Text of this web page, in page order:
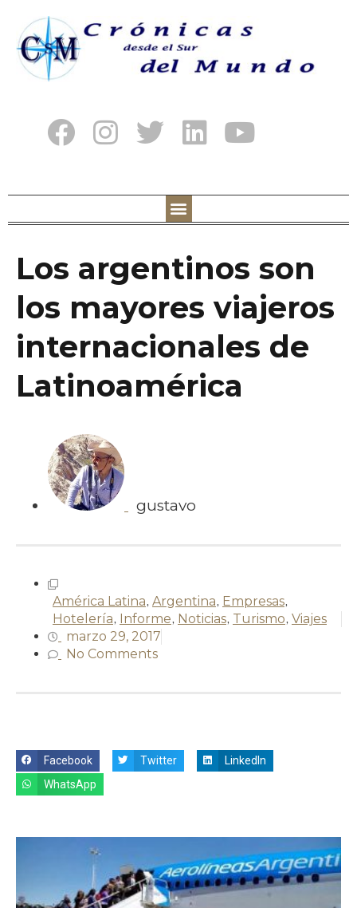
Los argentinos son
los mayores viajeros
internacionales de
Latinoamérica
gustavo
América Latina, Argentina, Empresas,
Hotelería, Informe, Noticias, Turismo, Viajes
marzo 29, 2017
No Comments
Facebook Twitter
LinkedIn
WhatsApp